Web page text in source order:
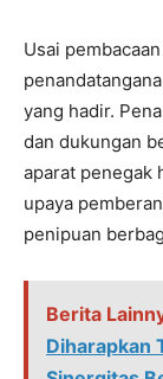
Usai
yang hadir.
dan dukungan
aparat penegak
upaya
penipuan
Berita
Diharapkan